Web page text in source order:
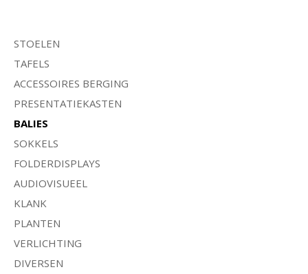
STOELEN
TAFELS
ACCESSOIRES BERGING
PRESENTATIEKASTEN
BALIES
SOKKELS
FOLDERDISPLAYS
AUDIOVISUEEL
KLANK
PLANTEN
VERLICHTING
DIVERSEN